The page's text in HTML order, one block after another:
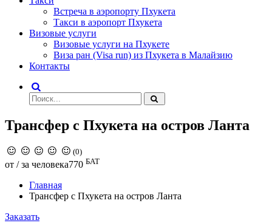
Встреча в аэропорту Пхукета
Такси в аэропорт Пхукета
Визовые услуги
Визовые услуги на Пхукете
Виза ран (Visa run) из Пхукета в Малайзию
Контакты
Трансфер с Пхукета на остров Ланта
(0)
от / за человека770 БАТ
Главная
Трансфер с Пхукета на остров Ланта
Заказать